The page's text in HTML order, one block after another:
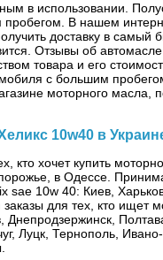
в использовании.
В нашем
доставку в самый
Отзывы об
товара и его
с большим
моторного масла,
10w40 в
кто хочет купить
в Одессе.
10w 40: Киев,
для тех, кто ищет
Луцк, Тернополь,